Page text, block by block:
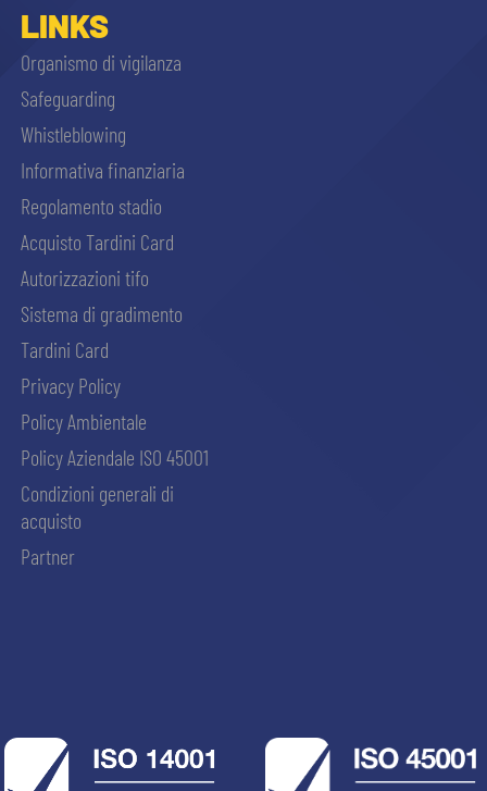
LINKS
Organismo di vigilanza
Safeguarding
Whistleblowing
Informativa finanziaria
Regolamento stadio
Acquisto Tardini Card
Autorizzazioni tifo
Sistema di gradimento
Tardini Card
Privacy Policy
Policy Ambientale
Policy Aziendale ISO 45001
Condizioni generali di
acquisto
Partner